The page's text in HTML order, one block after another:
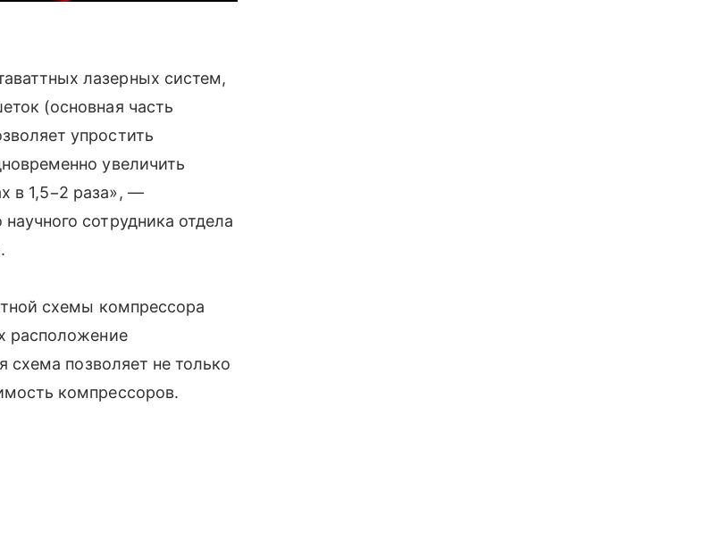
лазерных систем,
(основная часть
упростить
увеличить
в 1,5−2 раза», —
сотрудника отдела
схемы компрессора
расположение
схема позволяет не только
компрессоров.